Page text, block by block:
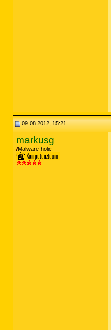
09.08.2012, 15:21
markusg
Malware-holic